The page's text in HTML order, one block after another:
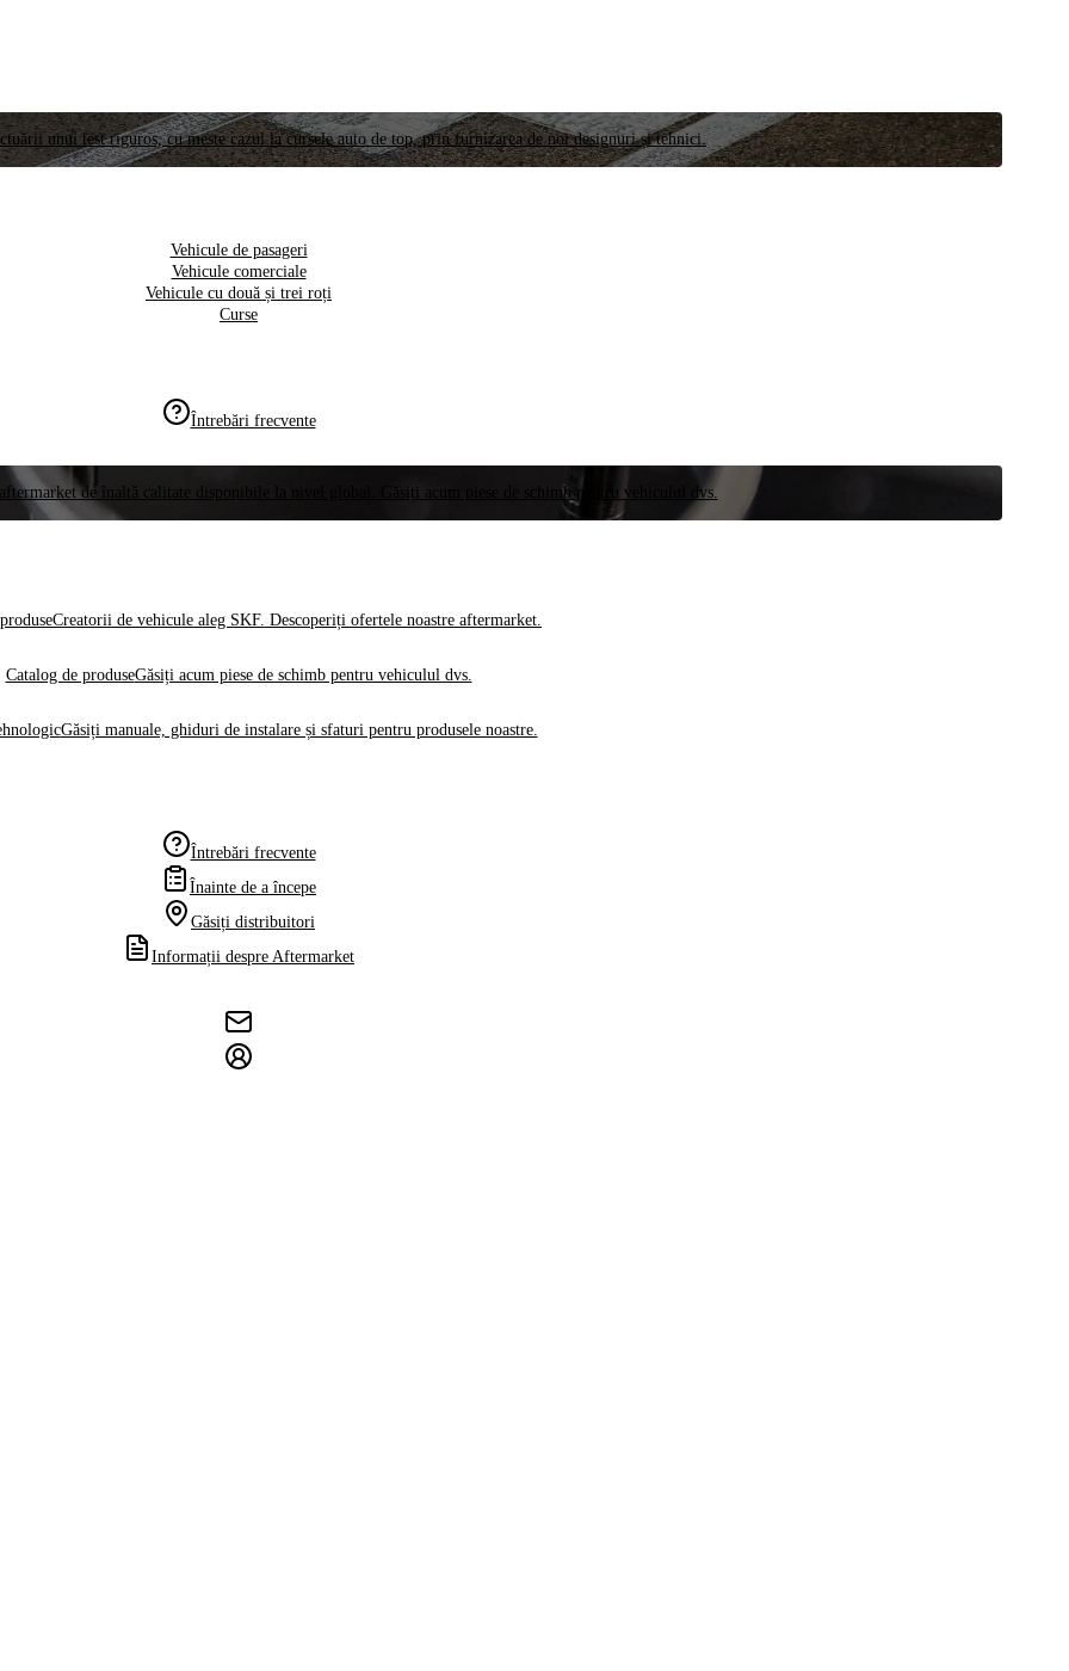
unui test riguros, cu meste cazul la cursele auto de top, prin furnizarea de noi designuri și tehnici.
Vehicule de pasageri
Vehicule comerciale
Vehicule cu două și trei roți
Curse
Întrebări frecvente
de înaltă calitate disponibile la nivel global. Găsiți acum piese de schimb pentru vehiculul dvs.
Creatorii de vehicule aleg SKF. Descoperiți ofertele noastre aftermarket.
Catalog de produseGăsiți acum piese de schimb pentru vehiculul dvs.
Găsiți manuale, ghiduri de instalare și sfaturi pentru produsele noastre.
Întrebări frecvente
Înainte de a începe
Găsiți distribuitori
Informații despre Aftermarket